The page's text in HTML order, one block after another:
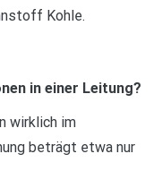
Kohle.
in einer Leitung?
wirklich im
beträgt etwa nur